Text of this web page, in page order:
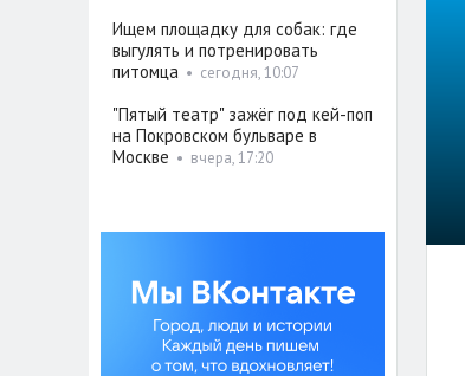
Ищем площадку для собак: где
выгулять и потренировать
питомца• сегодня, 10:07
"Пятый театр" зажёг под кей-поп
на Покровском бульваре в
Москве • вчера, 17:20